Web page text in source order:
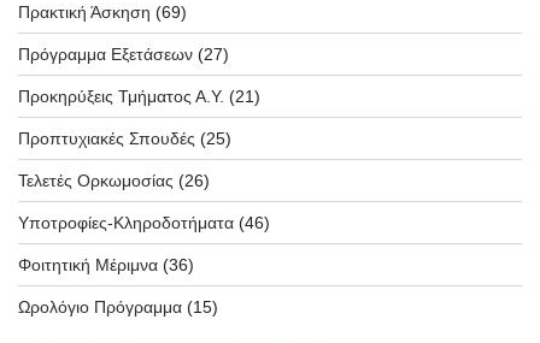
Πρακτική Άσκηση (69)
Πρόγραμμα Εξετάσεων (27)
Προκηρύξεις Τμήματος Α.Υ. (21)
Προπτυχιακές Σπουδές (25)
Τελετές Ορκωμοσίας (26)
Υποτροφίες-Κληροδοτήματα (46)
Φοιτητική Μέριμνα (36)
Ωρολόγιο Πρόγραμμα (15)